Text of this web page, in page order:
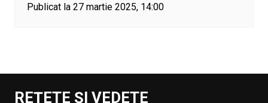
Publicat la 27 martie 2025, 14:00
REȚETE ȘI VEDETE